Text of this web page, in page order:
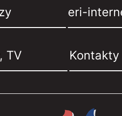
eri-
TV Kontakty